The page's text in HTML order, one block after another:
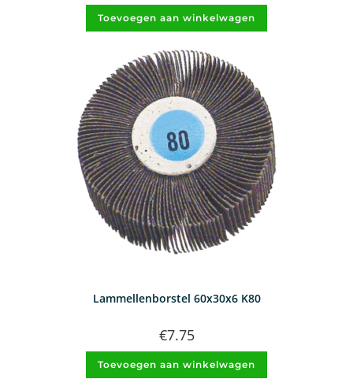
Toevoegen aan winkelwagen
Lammellenborstel 60x30x6 K80
€7.75
Toevoegen aan winkelwagen